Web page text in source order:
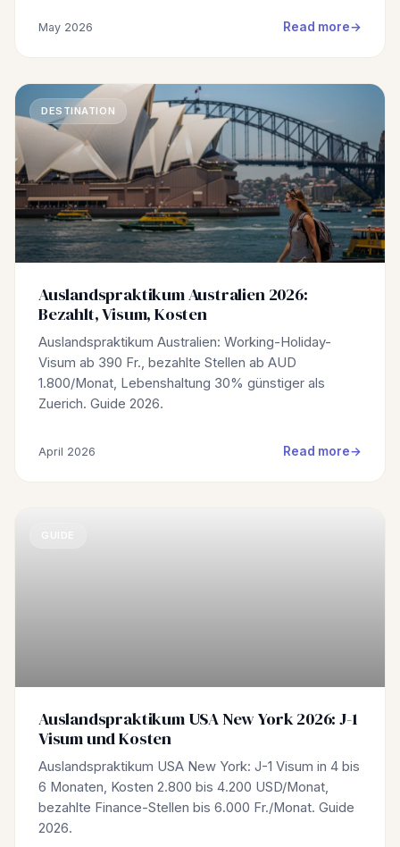
May 2026 Read more
DESTINATION
Auslandspraktikum Australien 2026:
Bezahlt, Visum, Kosten
Auslandspraktikum Australien: Working-Holiday-
Visum ab 390 Fr., bezahlte Stellen ab AUD
1.800/Monat, Lebenshaltung 30% günstiger als
Zuerich. Guide 2026.
April 2026 Read more
GUIDE
Auslandspraktikum USA New York 2026: J-1
Visum und Kosten
Auslandspraktikum USA New York: J-1 Visum in 4 bis
6 Monaten, Kosten 2.800 bis 4.200 USD/Monat,
bezahlte Finance-Stellen bis 6.000 Fr./Monat. Guide
2026.